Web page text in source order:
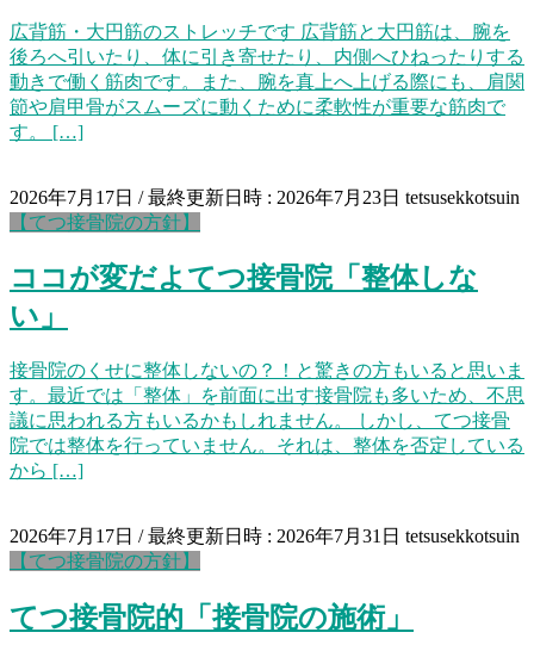
広背筋・大円筋のストレッチです 広背筋と大円筋は、腕を
後ろへ引いたり、体に引き寄せたり、内側へひねったりする
動きで働く筋肉です。また、腕を真上へ上げる際にも、肩関
節や肩甲骨がスムーズに動くために柔軟性が重要な筋肉で
す。 […]
2026年7月17日 / 最終更新日時 : 2026年7月23日 tetsusekkotsuin
【てつ接骨院の方針】
ココが変だよてつ接骨院「整体しな
い」
接骨院のくせに整体しないの？！と驚きの方もいると思いま
す。最近では「整体」を前面に出す接骨院も多いため、不思
議に思われる方もいるかもしれません。 しかし、てつ接骨
院では整体を行っていません。それは、整体を否定している
から […]
2026年7月17日 / 最終更新日時 : 2026年7月31日 tetsusekkotsuin
【てつ接骨院の方針】
てつ接骨院的「接骨院の施術」